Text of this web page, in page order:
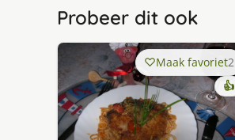
Probeer dit ook
Maak favoriet2
👍